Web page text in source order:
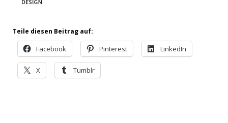
Teile diesen Beitrag auf:
Facebook Pinterest LinkedIn
X Tumblr